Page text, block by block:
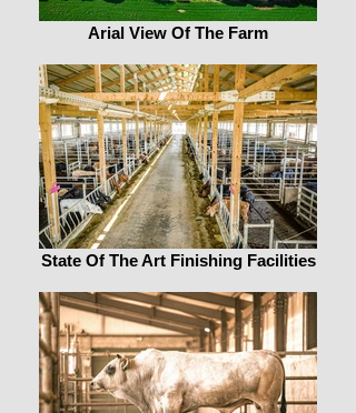
Arial View Of The Farm
State Of The Art Finishing Facilities